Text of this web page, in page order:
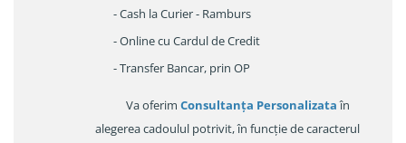
- Cash la Curier - Ramburs
- Online cu Cardul de Credit
- Transfer Bancar, prin OP
Va oferim Consultanța Personalizataîn
alegerea cadoulul potrivit, în funcție de caracterul